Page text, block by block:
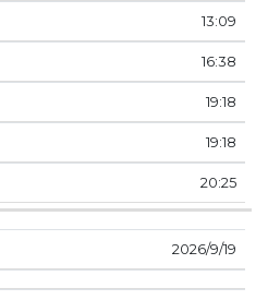
13:09
16:38
19:18
19:18
20:25
19‏‏/9‏‏/2026